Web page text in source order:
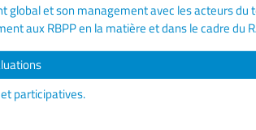
global et son management avec les acteurs du
aux RBPP en la matière et dans le cadre du
participatives.